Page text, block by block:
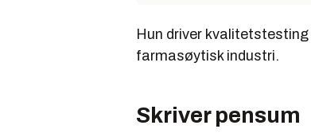
Hun driver
farmasøytisk industri.
Skriver pensum